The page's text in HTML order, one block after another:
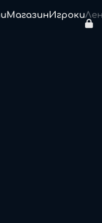
МагазинИгроки